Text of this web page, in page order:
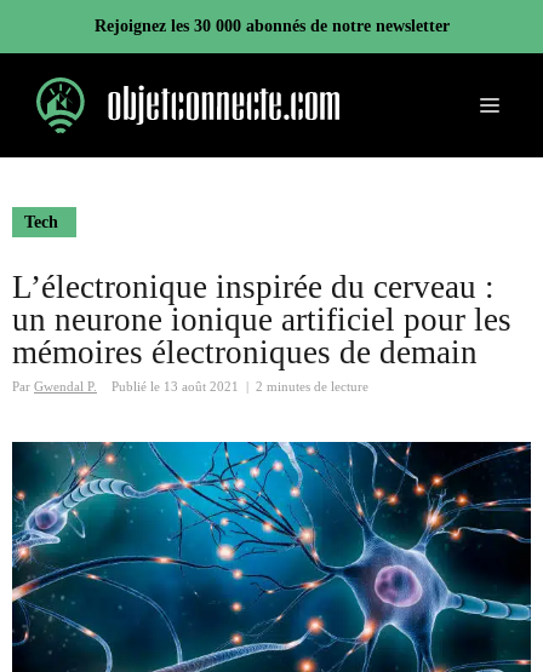
contenu
Rejoignez les 30 000 abonnés de notre newsletter
Menu
Tech
L’électronique inspirée du cerveau :
un neurone ionique artificiel pour les
mémoires électroniques de demain
Par Gwendal P. Publié le 13 août 2021 2 minutes de lecture